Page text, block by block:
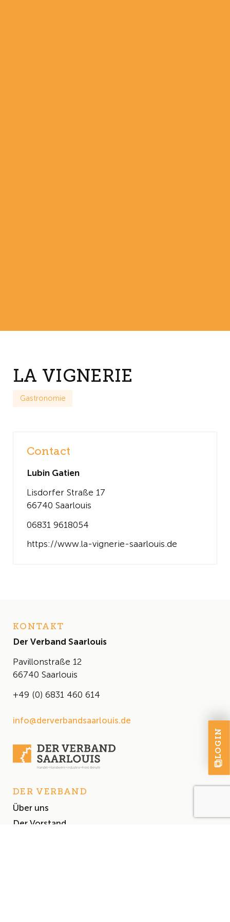
LA VIGNERIE
Gastronomie
Contact
Lubin Gatien
Lisdorfer Straße 17
66740 Saarlouis
06831 9618054
https://www.la-vignerie-saarlouis.de
KONTAKT
Der Verband Saarlouis
Pavillonstraße 12
66740 Saarlouis
+49 (0) 6831 460 614
info@derverbandsaarlouis.de
DER VERBAND
Über uns
Der Vorstand
LOGIN